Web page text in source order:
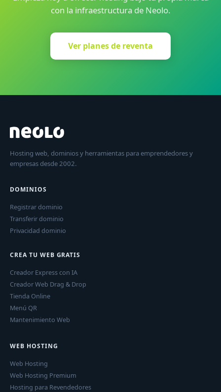
con la infraestructura de Neolo.
Ver planes de reventa
Hosting web, dominios y herramientas para emprendedores y
empresas desde 2002.
DOMINIOS
Registrar dominio
Transferir dominio
Privacidad dominio
CREA TU WEB GRATIS
Creador Express con IA
Creador Web Drag & Drop
Tienda Online
Menú QR
Mantenimiento Web
WEB HOSTING
Web Hosting
Web Hosting Premium
Hosting para Revendedores